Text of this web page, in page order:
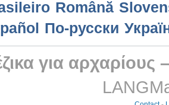
Română
По-русски
για